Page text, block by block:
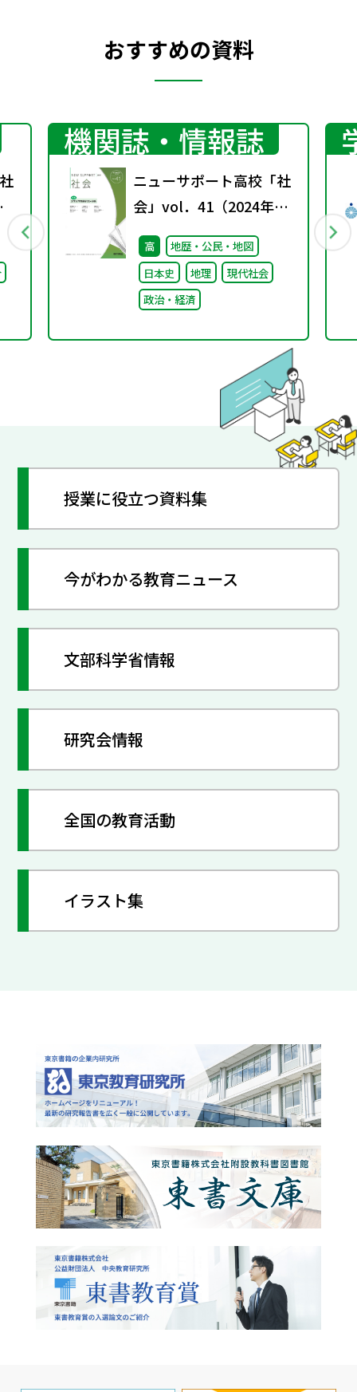
おすすめの資料
機関誌・情報誌
ニューサポート高校「社
会」vol．41（2024年春
号）特集：大学入学共通
テスト分析
高
地歴・公民・地図
日本史
地理
現代社会
政治・経済
授業に役立つ資料集
今がわかる教育ニュース
文部科学省情報
研究会情報
全国の教育活動
イラスト集